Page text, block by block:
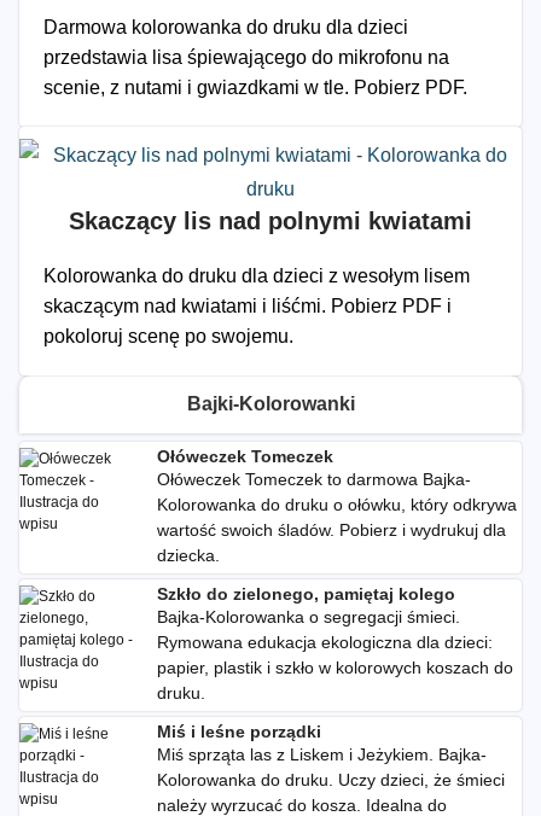
Darmowa kolorowanka do druku dla dzieci
przedstawia lisa śpiewającego do mikrofonu na
scenie, z nutami i gwiazdkami w tle. Pobierz PDF.
Skaczący lis nad polnymi kwiatami
Kolorowanka do druku dla dzieci z wesołym lisem
skaczącym nad kwiatami i liśćmi. Pobierz PDF i
pokoloruj scenę po swojemu.
Bajki-Kolorowanki
Ołóweczek Tomeczek
Ołóweczek Tomeczek to darmowa Bajka-
Kolorowanka do druku o ołówku, który odkrywa
wartość swoich śladów. Pobierz i wydrukuj dla
dziecka.
Szkło do zielonego, pamiętaj kolego
Bajka-Kolorowanka o segregacji śmieci.
Rymowana edukacja ekologiczna dla dzieci:
papier, plastik i szkło w kolorowych koszach do
druku.
Miś i leśne porządki
Miś sprząta las z Liskem i Jeżykiem. Bajka-
Kolorowanka do druku. Uczy dzieci, że śmieci
należy wyrzucać do kosza. Idealna do